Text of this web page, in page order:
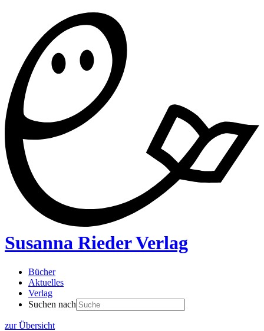
Susanna Rieder Verlag
Bücher
Aktuelles
Verlag
Suchen nach
zur Übersicht